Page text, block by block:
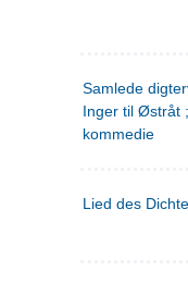
Samlede
Inger til Østråt
kommedie
Lied des